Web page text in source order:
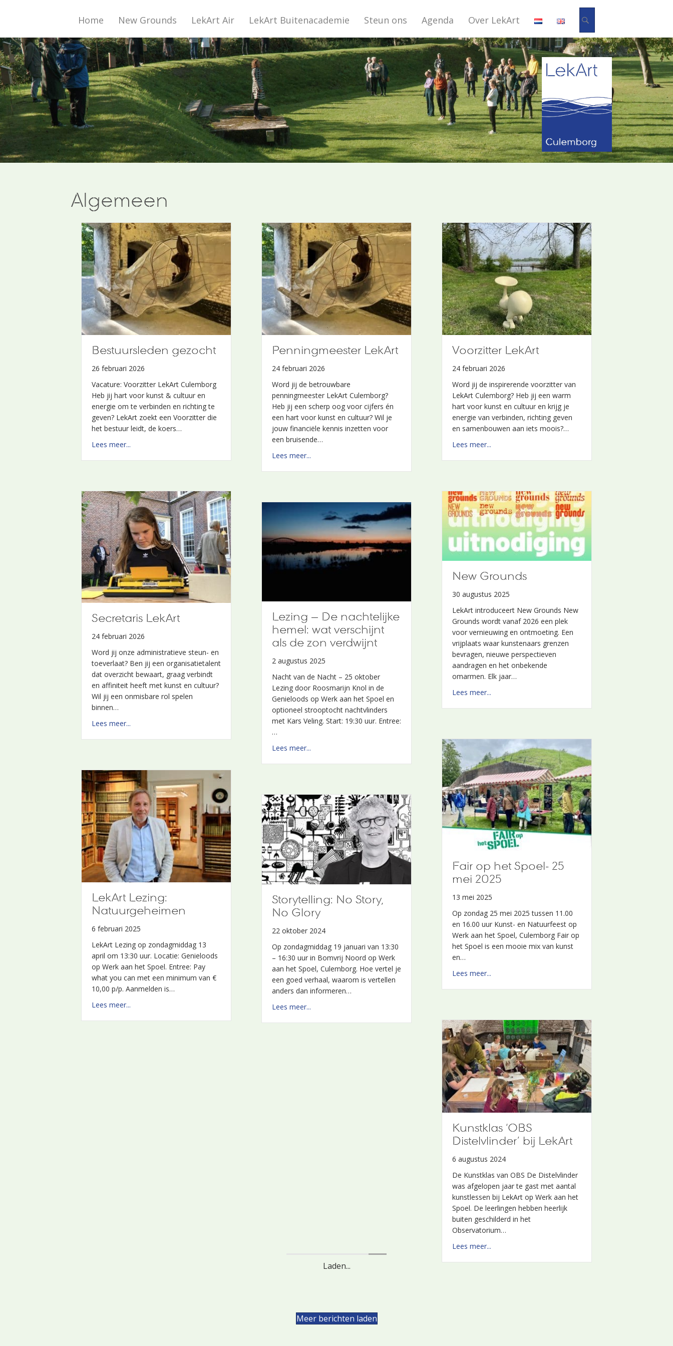
Home New Grounds LekArt Air LekArt Buitenacademie Steun ons Agenda Over LekArt
Algemeen
Bestuursleden gezocht
26 februari 2026
Vacature: Voorzitter LekArt Culemborg
Heb jij hart voor kunst & cultuur en
energie om te verbinden en richting te
geven? LekArt zoekt een Voorzitter die
het bestuur leidt, de koers…
Lees meer...
Penningmeester LekArt
24 februari 2026
Word jij de betrouwbare
penningmeester LekArt Culemborg?
Heb jij een scherp oog voor cijfers én
een hart voor kunst en cultuur? Wil je
jouw financiële kennis inzetten voor
een bruisende…
Lees meer...
Voorzitter LekArt
24 februari 2026
Word jij de inspirerende voorzitter van
LekArt Culemborg? Heb jij een warm
hart voor kunst en cultuur en krijg je
energie van verbinden, richting geven
en samenbouwen aan iets moois?…
Lees meer...
Secretaris LekArt
24 februari 2026
Word jij onze administratieve steun- en
toeverlaat? Ben jij een organisatietalent
dat overzicht bewaart, graag verbindt
en affiniteit heeft met kunst en cultuur?
Wil jij een onmisbare rol spelen
binnen…
Lees meer...
New Grounds
30 augustus 2025
LekArt introduceert New Grounds New
Grounds wordt vanaf 2026 een plek
voor vernieuwing en ontmoeting. Een
vrijplaats waar kunstenaars grenzen
bevragen, nieuwe perspectieven
aandragen en het onbekende
omarmen. Elk jaar…
Lees meer...
Lezing – De nachtelijke
hemel: wat verschijnt
als de zon verdwijnt
2 augustus 2025
Nacht van de Nacht – 25 oktober
Lezing door Roosmarijn Knol in de
Genieloods op Werk aan het Spoel en
optioneel strooptocht nachtvlinders
met Kars Veling. Start: 19:30 uur. Entree:
…
Lees meer... about Lezing – De nachtelijke hemel: wat verschijnt als de zon verdwijnt
Fair op het Spoel- 25
mei 2025
13 mei 2025
Op zondag 25 mei 2025 tussen 11.00
en 16.00 uur Kunst- en Natuurfeest op
Werk aan het Spoel, Culemborg Fair op
het Spoel is een mooie mix van kunst
en…
Lees meer...
LekArt Lezing:
Natuurgeheimen
6 februari 2025
LekArt Lezing op zondagmiddag 13
april om 13:30 uur. Locatie: Genieloods
op Werk aan het Spoel. Entree: Pay
what you can met een minimum van €
10,00 p/p. Aanmelden is…
Lees meer...
Storytelling: No Story,
No Glory
22 oktober 2024
Op zondagmiddag 19 januari van 13:30
– 16:30 uur in Bomvrij Noord op Werk
aan het Spoel, Culemborg. Hoe vertel je
een goed verhaal, waarom is vertellen
anders dan informeren…
Lees meer...
Kunstklas ‘OBS
Distelvlinder’ bij LekArt
6 augustus 2024
De Kunstklas van OBS De Distelvlinder
was afgelopen jaar te gast met aantal
kunstlessen bij LekArt op Werk aan het
Spoel. De leerlingen hebben heerlijk
buiten geschilderd in het
Observatorium…
Lees meer...
LekArt Kunstmarkt
23 mei 2024
De Kunstmarkt 2025 wordt gehouden
tussen 11:00 en 16:00 uur vond op
Werk aan het Spoel een Kunstmarkt
plaats. Kunst en bijzondere…
Lees meer... about LekArt Kunstmarkt
LekArt op Werk aan het
Spoel
2 april 2024
Drie jaar lang bekeken Stichting Werk
aan het Spoel en Stichting LekArt
jaarlijks of een verblijf van LekArt op
Werk aan het Spoel haalbaar was en of
het een toegevoegde…
Lees meer...
LekArt verkent nieuwe
wegen
19 juli 2023
LekArt beraadt zich dit jaar hoe zij op
een andere wijze kan bijdragen aan
rivierenlandschap en maatschappelijke
vraagstukken te verbinden. Het bestuur
is tot de…
Lees meer...about LekArt verkent nieuwe wegen
Laden...